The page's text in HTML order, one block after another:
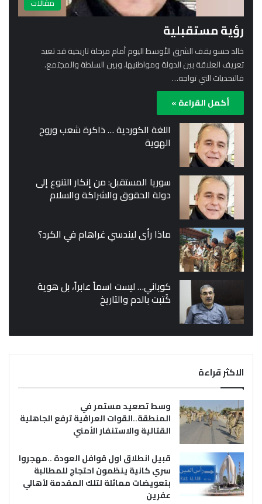
مقالات
رؤية مستقبلية
خالد حسو يقف الشرق الأوسط اليوم أمام مرحلة تاريخية قد تعيد
تعريف العلاقة بين الدولة ومواطنيها، وبين السلطة والمجتمع.
فالتحديات التي تواجه…
أكمل القراءة »
اللغة الكوردية … ذاكرة شعب وروح
الهوية
سوريا المستقبل: من إنكار التنوع إلى
دولة الحقوق والشراكة والسلام
ماذا رأى ليندسي غراهام في الكرد؟
كوباني… ليست اسماً عابراً، بل هوية
كُتبت بالدم والتاريخ
الاكثر قراءة
وسط تصعيد مستمر في
المنطقة..القوات العراقية ترفع الجاهلية
القتالية والاستنفار الأمني
قبيل انطلاق اول قوافل العودة ..مهجروا
سري كانية ينظمون احتجاج للمطالبة
بتعويضات مماثلة لتلك المقدمة لأهالي
عفرين